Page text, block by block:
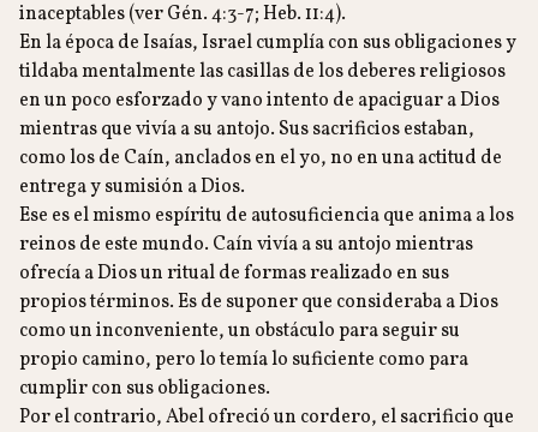
inaceptables (ver Gén. 4:3-7; Heb. 11:4).
En la época de Isaías, Israel cumplía con sus obligaciones y
tildaba mentalmente las casillas de los deberes religiosos
en un poco esforzado y vano intento de apaciguar a Dios
mientras que vivía a su antojo. Sus sacrificios estaban,
como los de Caín, anclados en el yo, no en una actitud de
entrega y sumisión a Dios.
Ese es el mismo espíritu de autosuficiencia que anima a los
reinos de este mundo. Caín vivía a su antojo mientras
ofrecía a Dios un ritual de formas realizado en sus
propios términos. Es de suponer que consideraba a Dios
como un inconveniente, un obstáculo para seguir su
propio camino, pero lo temía lo suficiente como para
cumplir con sus obligaciones.
Por el contrario, Abel ofreció un cordero, el sacrificio que